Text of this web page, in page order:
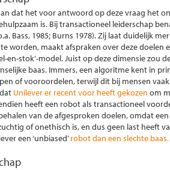
dat het voor antwoord op deze vraag het
is. Bij transactioneel leiderschap
Bass, 1985; Burns 1978). Zij laat duidelijk
worden, maakt afspraken over deze doelen
en-stok’-model. Juist op deze dimensie zou
baas. Immers, een algoritme kent in
of vooroordelen, terwijl dit bij mensen vaak
Unilever er recent voor heeft gekozen om
heeft een robot als transactioneel
van de afgesproken doelen, omdat
of onethisch is, en dus geen last heeft
een ‘unbiased’robot dan een slechte baas.